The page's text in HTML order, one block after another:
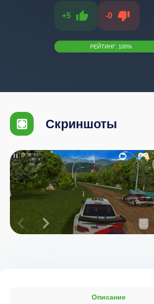
+5 -0
РЕЙТИНГ: 100%
Скриншоты
Описание